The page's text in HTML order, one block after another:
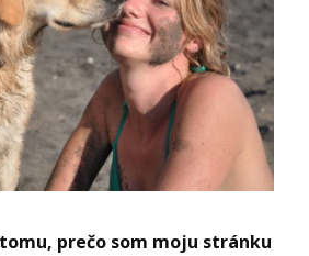
prečo som moju stránku